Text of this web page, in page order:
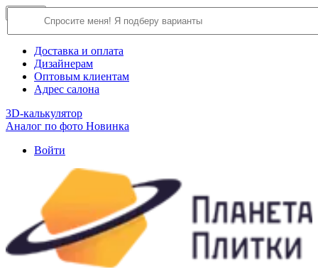
О компании
Доставка и оплата
Дизайнерам
Оптовым клиентам
Адрес салона
3D-калькулятор
Аналог по фото Новинка
Войти